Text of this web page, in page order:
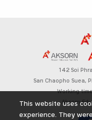
142 Soi
San Chaopho Suea,
Working
Aksorn
This website uses
experience. They